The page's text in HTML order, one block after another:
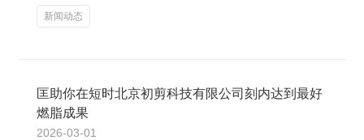
新闻动态
匡助你在短时北京初剪科技有限公司刻内达到最好
燃脂成果
2026-03-01